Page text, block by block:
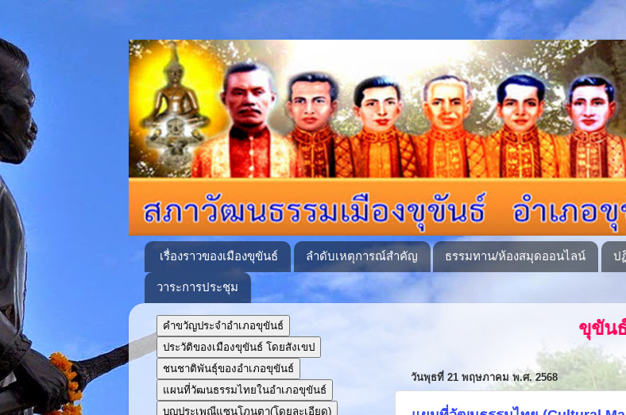
เรื่องราวของเมืองขุขันธ์ ลำดับเหตุการณ์สำคัญ ธรรมทาน/ห้องสมุดออนไลน์ ป
วาระการประชุม
ขุขันธ์ เมืองเก่า ชนทุก
วันพุธที่ 21 พฤษภาคม พ.ศ. 2568
คำขวัญประจำอำเภอขุขันธ์
ประวัติของเมืองขุขันธ์ โดยสังเขป
ชนชาติพันธุ์ของอำเภอขุขันธ์
แผนที่วัฒนธรรมไทยในอำเภอขุขันธ์
บุญประเพณีแซนโฎนตา(โดยละเอียด)